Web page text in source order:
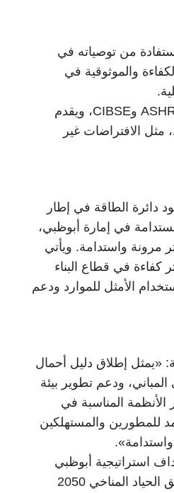
من توصياته في
والموثوقية في
ويتوافق «دليل أحمال التبريد» مع أكواد أبوظبي والمعايير الدولية المعتمدة ASHRAE وCIBSE، ويقدم
مثل الافتراضات غير
دائرة الطاقة في إطار
في إمارة أبوظبي،
مرونة واستدامة. ويأتي
كفاءة في قطاع البناء
الأمثل للموارد ودعم
«يمثل إطلاق دليل أحمال
ودعم تطوير بيئة
الأنظمة المناسبة في
للمطورين والمستهلكين
استراتيجية أبوظبي
لكفاءة الطاقة والمياه 2030، ومساندةً لمستهدفات المبادرة الاستراتيجية لتحقيق الحياد المناخي 2050